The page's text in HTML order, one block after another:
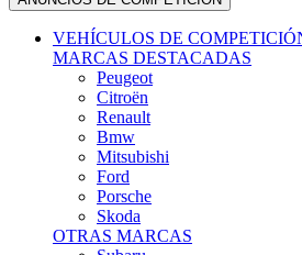
VEHÍCULOS DE COMPETICIÓN
MARCAS DESTACADAS
Peugeot
Citroën
Renault
Bmw
Mitsubishi
Ford
Porsche
Skoda
OTRAS MARCAS
Subaru
Seat